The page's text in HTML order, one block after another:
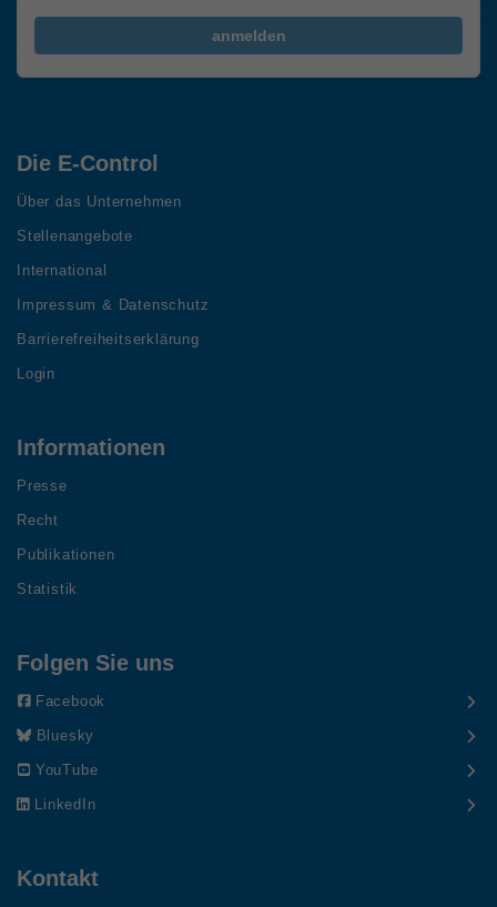
Die E-Control
Über das Unternehmen
Stellenangebote
International
Impressum & Datenschutz
Barrierefreiheitserklärung
Login
Informationen
Presse
Recht
Publikationen
Statistik
Folgen Sie uns
Facebook
Bluesky
YouTube
LinkedIn
Kontakt
FriendlyCaptcha Checkbox (keine Interaktion)
anmelden